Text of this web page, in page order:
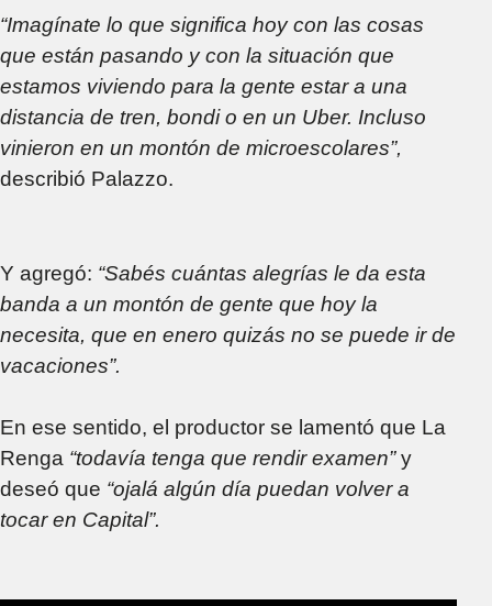
“Imagínate lo que significa hoy con las cosas
que están pasando y con la situación que
estamos viviendo para la gente estar a una
distancia de tren, bondi o en un Uber. Incluso
vinieron en un montón de microescolares”,
describió Palazzo.
Y agregó: “Sabés cuántas alegrías le da esta
banda a un montón de gente que hoy la
necesita, que en enero quizás no se puede ir de
vacaciones”.
En ese sentido, el productor se lamentó que La
Renga “todavía tenga que rendir examen”y
deseó que “ojalá algún día puedan volver a
tocar en Capital”.